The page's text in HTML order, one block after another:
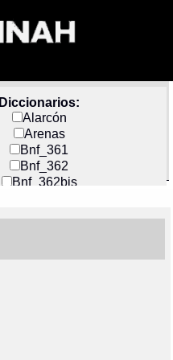
Diccionarios:
Alarcón
Arenas
Bnf_361
Bnf_362
Bnf_362bis
Docs_México